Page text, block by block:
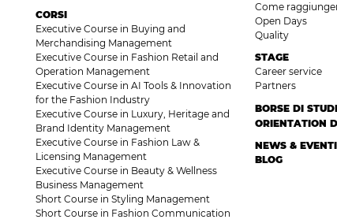
CORSI
Executive Course in Buying and
Merchandising Management
Executive Course in Fashion Retail and
Operation Management
Executive Course in AI Tools & Innovation
for the Fashion Industry
Executive Course in Luxury, Heritage and
Brand Identity Management
Executive Course in Fashion Law &
Licensing Management
Executive Course in Beauty & Wellness
Business Management
Short Course in Styling Management
Short Course in Fashion Communication
Come
Open Days
Quality
STAGE
Career service
Partners
BORSE DI
ORIENTATION
NEWS & EVENTI
BLOG